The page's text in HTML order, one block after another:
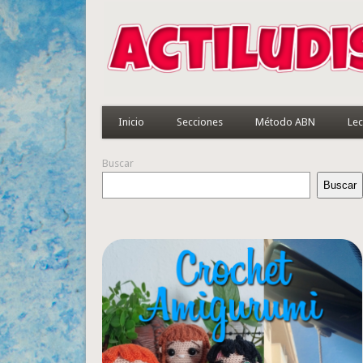
Inicio Secciones Método ABN
Buscar
Buscar